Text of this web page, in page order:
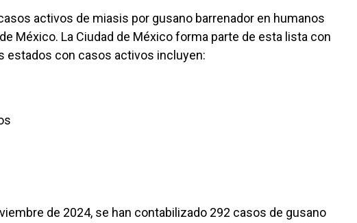
activos de miasis por gusano barrenador en humanos
México. La Ciudad de México forma parte de esta lista con
estados con casos activos incluyen:
de 2024, se han contabilizado 292 casos de gusano